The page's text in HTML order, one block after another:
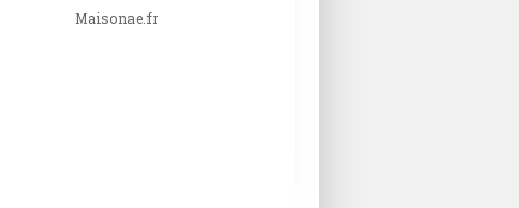
Maisonae.fr